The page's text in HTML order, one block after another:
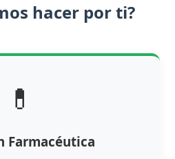
hacer por ti?
💊
Farmacéutica